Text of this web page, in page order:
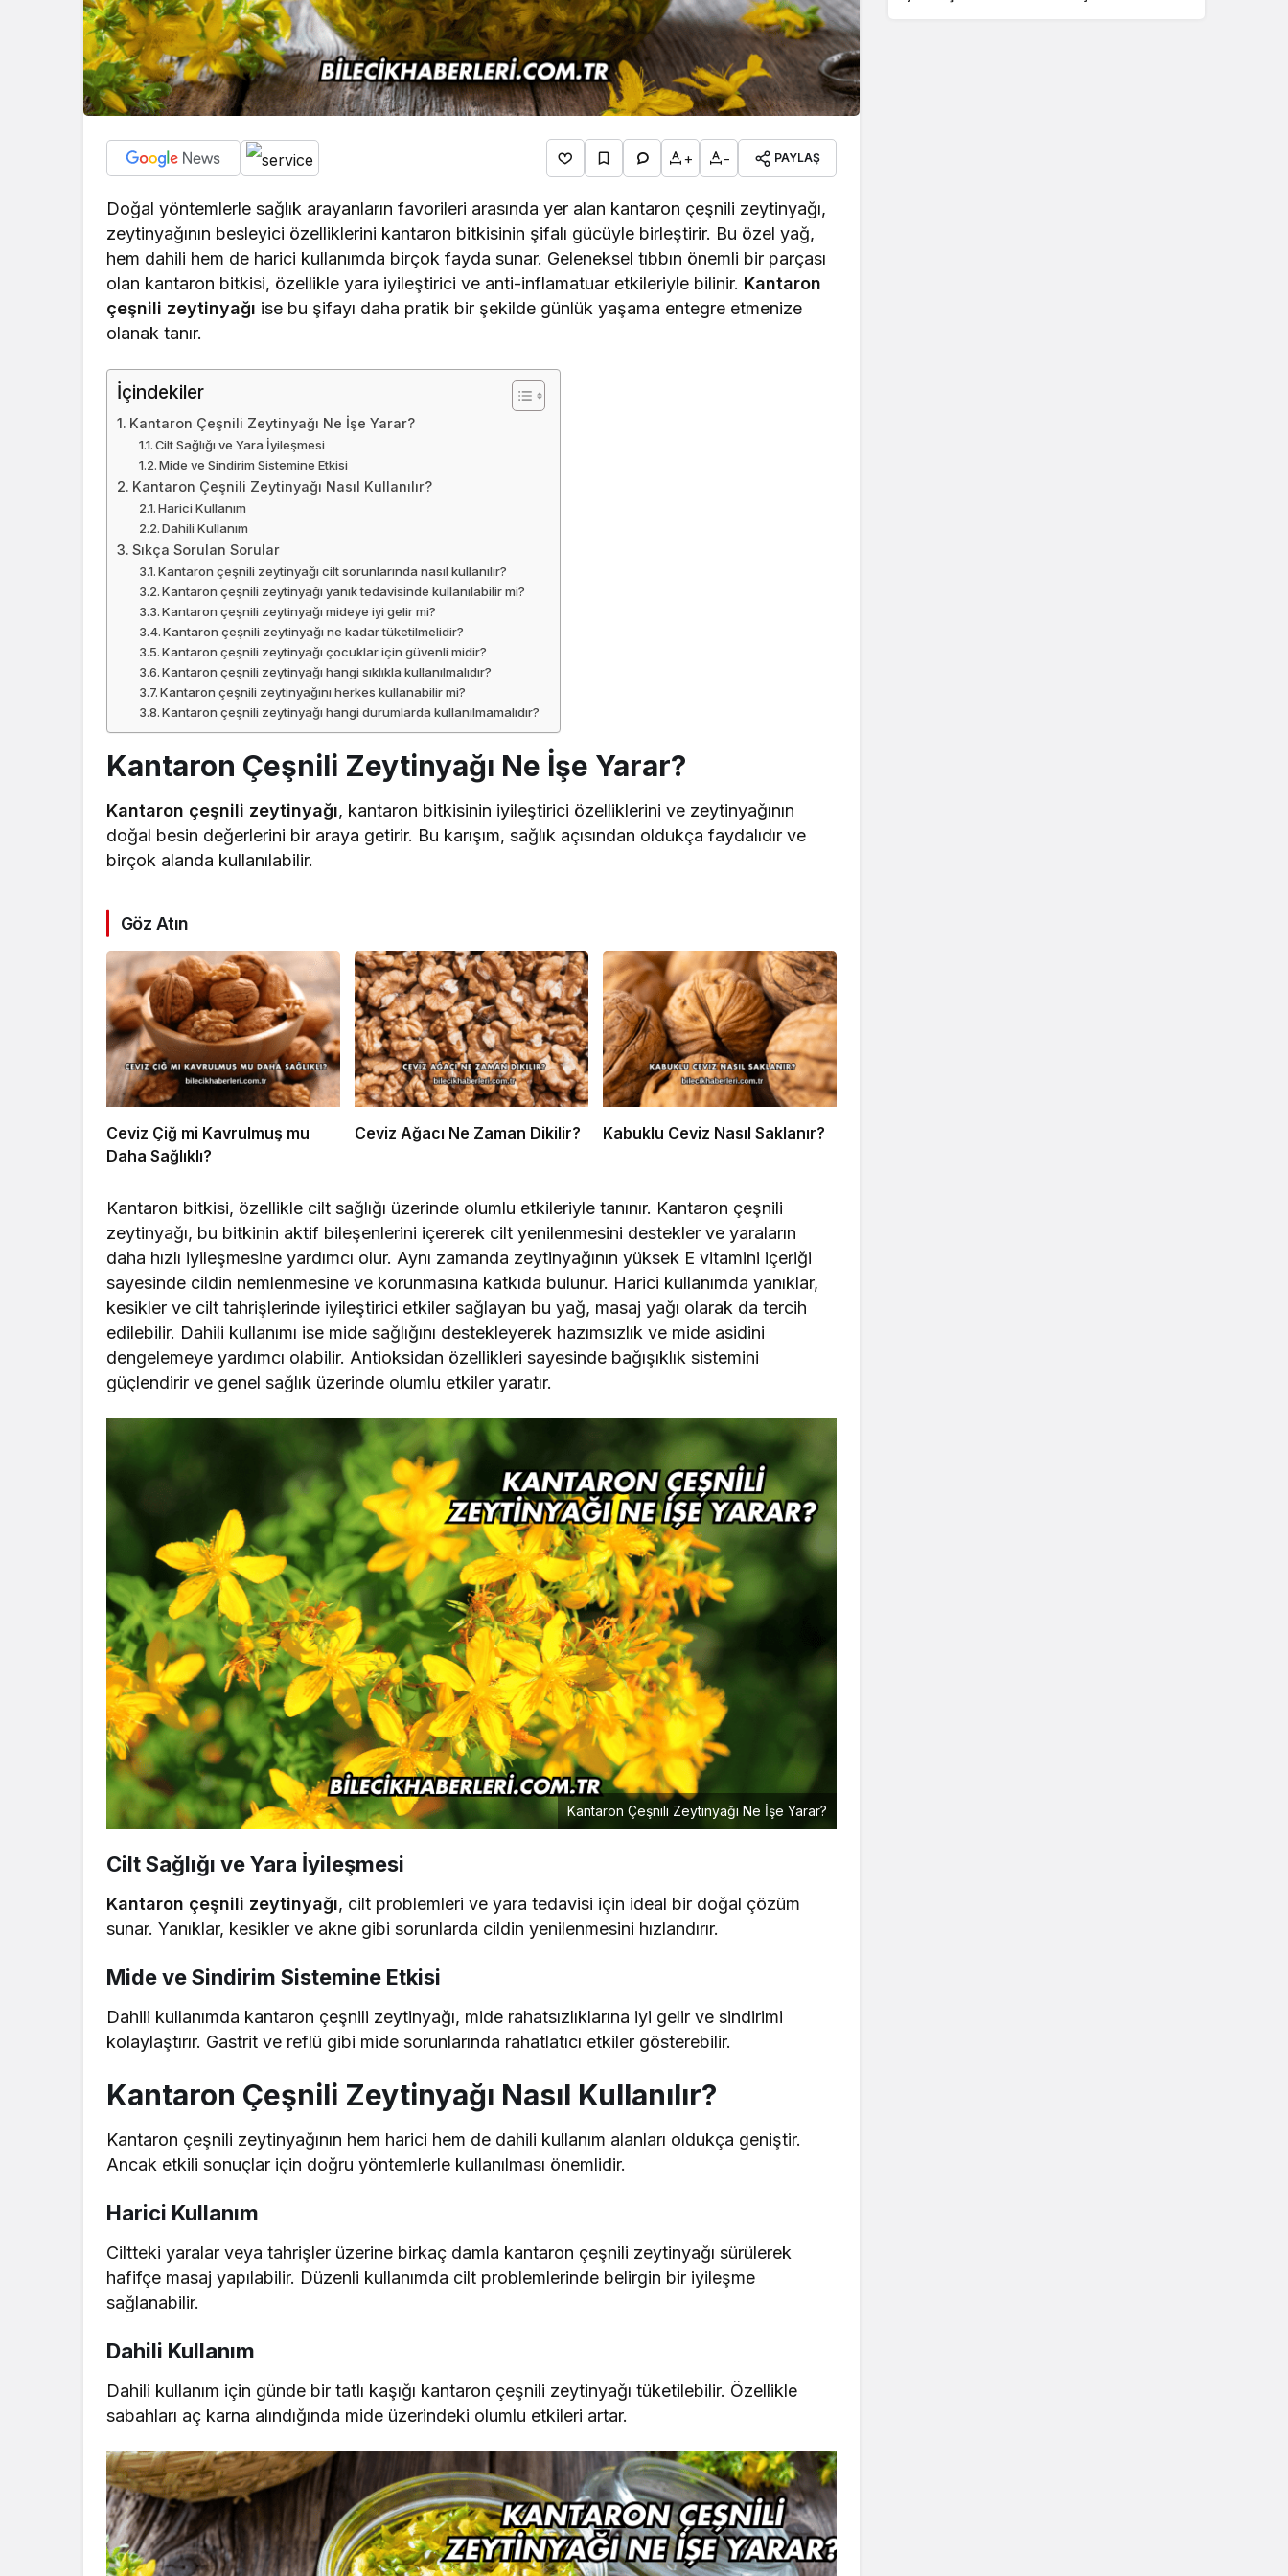
+ - PAYLAŞ
Doğal yöntemlerle sağlık arayanların favorileri arasında yer alan kantaron çeşnili zeytinyağı,
zeytinyağının besleyici özelliklerini kantaron bitkisinin şifalı gücüyle birleştirir. Bu özel yağ,
hem dahili hem de harici kullanımda birçok fayda sunar. Geleneksel tıbbın önemli bir parçası
olan kantaron bitkisi, özellikle yara iyileştirici ve anti-inflamatuar etkileriyle bilinir. Kantaron
çeşnili zeytinyağı ise bu şifayı daha pratik bir şekilde günlük yaşama entegre etmenize
olanak tanır.
İçindekiler
Kantaron Çeşnili Zeytinyağı Ne İşe Yarar?
Cilt Sağlığı ve Yara İyileşmesi
Mide ve Sindirim Sistemine Etkisi
Kantaron Çeşnili Zeytinyağı Nasıl Kullanılır?
Harici Kullanım
Dahili Kullanım
Sıkça Sorulan Sorular
Kantaron çeşnili zeytinyağı cilt sorunlarında nasıl kullanılır?
Kantaron çeşnili zeytinyağı yanık tedavisinde kullanılabilir mi?
Kantaron çeşnili zeytinyağı mideye iyi gelir mi?
Kantaron çeşnili zeytinyağı ne kadar tüketilmelidir?
Kantaron çeşnili zeytinyağı çocuklar için güvenli midir?
Kantaron çeşnili zeytinyağı hangi sıklıkla kullanılmalıdır?
Kantaron çeşnili zeytinyağını herkes kullanabilir mi?
Kantaron çeşnili zeytinyağı hangi durumlarda kullanılmamalıdır?
Kantaron Çeşnili Zeytinyağı Ne İşe Yarar?
Kantaron çeşnili zeytinyağı, kantaron bitkisinin iyileştirici özelliklerini ve zeytinyağının
doğal besin değerlerini bir araya getirir. Bu karışım, sağlık açısından oldukça faydalıdır ve
birçok alanda kullanılabilir.
Göz Atın
Ceviz Çiğ mi Kavrulmuş mu
Daha Sağlıklı?
Ceviz Ağacı Ne Zaman Dikilir? Kabuklu Ceviz Nasıl Saklanır?
Kantaron bitkisi, özellikle cilt sağlığı üzerinde olumlu etkileriyle tanınır. Kantaron çeşnili
zeytinyağı, bu bitkinin aktif bileşenlerini içererek cilt yenilenmesini destekler ve yaraların
daha hızlı iyileşmesine yardımcı olur. Aynı zamanda zeytinyağının yüksek E vitamini içeriği
sayesinde cildin nemlenmesine ve korunmasına katkıda bulunur. Harici kullanımda yanıklar,
kesikler ve cilt tahrişlerinde iyileştirici etkiler sağlayan bu yağ, masaj yağı olarak da tercih
edilebilir. Dahili kullanımı ise mide sağlığını destekleyerek hazımsızlık ve mide asidini
dengelemeye yardımcı olabilir. Antioksidan özellikleri sayesinde bağışıklık sistemini
güçlendirir ve genel sağlık üzerinde olumlu etkiler yaratır.
Kantaron Çeşnili Zeytinyağı Ne İşe Yarar?
Cilt Sağlığı ve Yara İyileşmesi
Kantaron çeşnili zeytinyağı, cilt problemleri ve yara tedavisi için ideal bir doğal çözüm
sunar. Yanıklar, kesikler ve akne gibi sorunlarda cildin yenilenmesini hızlandırır.
Mide ve Sindirim Sistemine Etkisi
Dahili kullanımda kantaron çeşnili zeytinyağı, mide rahatsızlıklarına iyi gelir ve sindirimi
kolaylaştırır. Gastrit ve reflü gibi mide sorunlarında rahatlatıcı etkiler gösterebilir.
Kantaron Çeşnili Zeytinyağı Nasıl Kullanılır?
Kantaron çeşnili zeytinyağının hem harici hem de dahili kullanım alanları oldukça geniştir.
Ancak etkili sonuçlar için doğru yöntemlerle kullanılması önemlidir.
Harici Kullanım
Ciltteki yaralar veya tahrişler üzerine birkaç damla kantaron çeşnili zeytinyağı sürülerek
hafifçe masaj yapılabilir. Düzenli kullanımda cilt problemlerinde belirgin bir iyileşme
sağlanabilir.
Dahili Kullanım
Dahili kullanım için günde bir tatlı kaşığı kantaron çeşnili zeytinyağı tüketilebilir. Özellikle
sabahları aç karna alındığında mide üzerindeki olumlu etkileri artar.